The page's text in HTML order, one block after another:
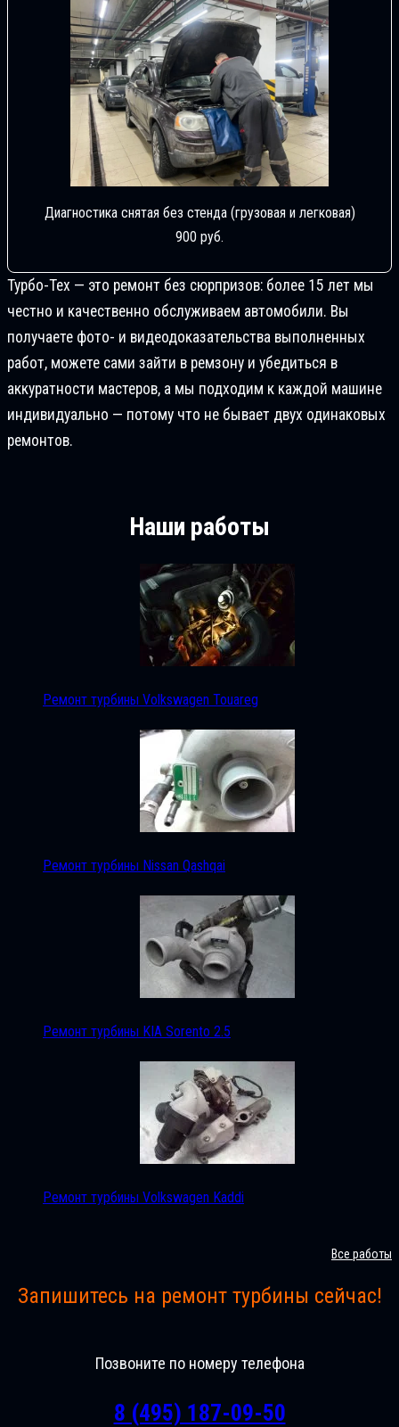
Диагностика снятая без стенда (грузовая и легковая)
900 руб.
Турбо-Тех — это ремонт без сюрпризов: более 15 лет мы
честно и качественно обслуживаем автомобили. Вы
получаете фото- и видеодоказательства выполненных
работ, можете сами зайти в ремзону и убедиться в
аккуратности мастеров, а мы подходим к каждой машине
индивидуально — потому что не бывает двух одинаковых
ремонтов.
Наши работы
Ремонт турбины Volkswagen Touareg
Ремонт турбины Nissan Qashqai
Ремонт турбины KIA Sorento 2.5
Ремонт турбины Volkswagen Kaddi
Все работы
Запишитесь на ремонт турбины сейчас!
Позвоните по номеру телефона
8 (495) 187-09-50